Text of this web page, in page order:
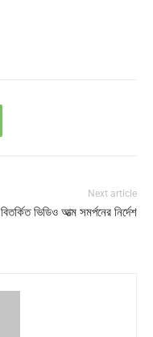
Next article
বিতর্কিত ভিডিও আত্ম সমর্পনের নির্দেশ